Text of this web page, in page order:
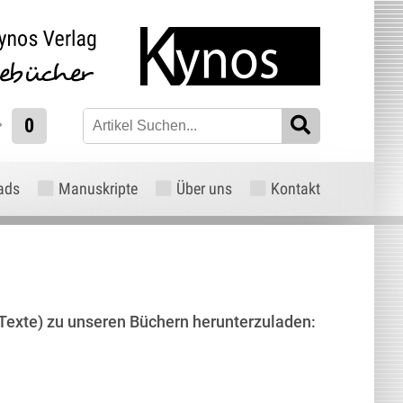
zu unseren Büchern herunterzuladen:
0
Manuskripte Über uns Kontakt